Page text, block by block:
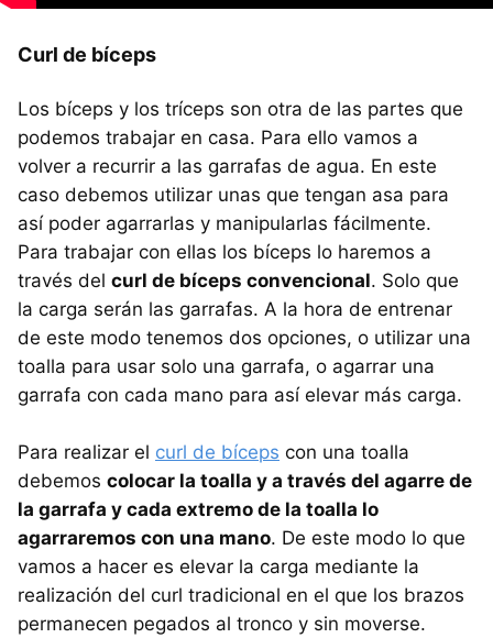
Curl de bíceps
Los bíceps y los tríceps son otra de las partes que
podemos trabajar en casa. Para ello vamos a
volver a recurrir a las garrafas de agua. En este
caso debemos utilizar unas que tengan asa para
así poder agarrarlas y manipularlas fácilmente.
Para trabajar con ellas los bíceps lo haremos a
través del curl de bíceps convencional. Solo que
la carga serán las garrafas. A la hora de entrenar
de este modo tenemos dos opciones, o utilizar una
toalla para usar solo una garrafa, o agarrar una
garrafa con cada mano para así elevar más carga.
Para realizar el curl de bíceps con una toalla
debemos colocar la toalla y a través del agarre de
la garrafa y cada extremo de la toalla lo
agarraremos con una mano. De este modo lo que
vamos a hacer es elevar la carga mediante la
realización del curl tradicional en el que los brazos
permanecen pegados al tronco y sin moverse.